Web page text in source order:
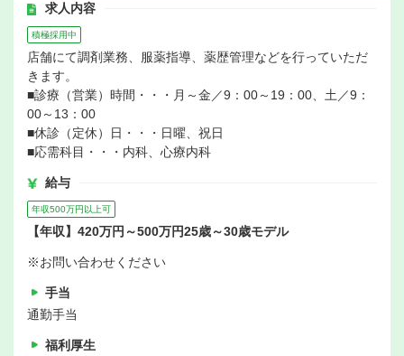
求人内容
積極採用中
店舗にて調剤業務、服薬指導、薬歴管理などを行っていただ
きます。
■診療（営業）時間・・・月～金／9：00～19：00、土／9：
00～13：00
■休診（定休）日・・・日曜、祝日
■応需科目・・・内科、心療内科
給与
年収500万円以上可
【年収】420万円～500万円25歳～30歳モデル
※お問い合わせください
手当
通勤手当
福利厚生